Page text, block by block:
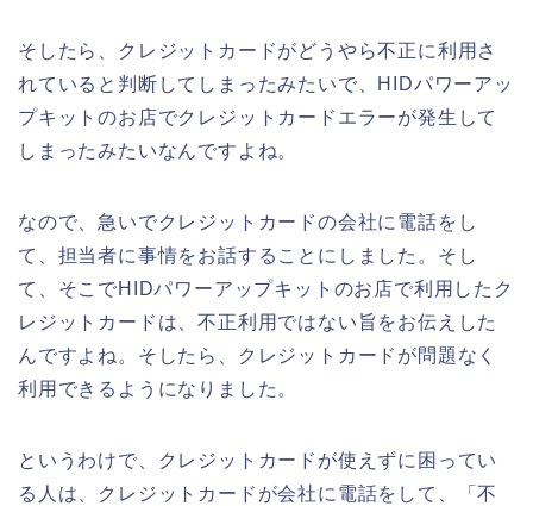
そしたら、クレジットカードがどうやら不正に利用さ
れていると判断してしまったみたいで、HIDパワーアッ
プキットのお店でクレジットカードエラーが発生して
しまったみたいなんですよね。
なので、急いでクレジットカードの会社に電話をし
て、担当者に事情をお話することにしました。そし
て、そこでHIDパワーアップキットのお店で利用したク
レジットカードは、不正利用ではない旨をお伝えした
んですよね。そしたら、クレジットカードが問題なく
利用できるようになりました。
というわけで、クレジットカードが使えずに困ってい
る人は、クレジットカードが会社に電話をして、「不